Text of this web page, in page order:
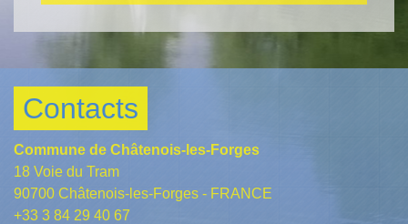
Contacts
Commune de Châtenois-les-Forges
18 Voie du Tram
90700 Châtenois-les-Forges - FRANCE
+33 3 84 29 40 67